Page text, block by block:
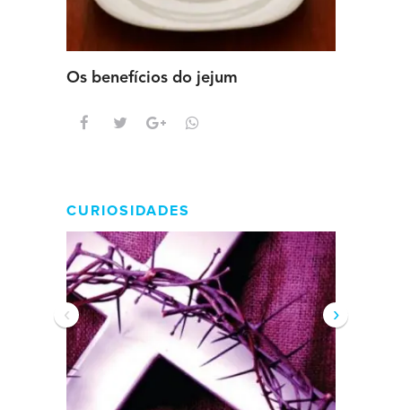
Os benefícios do jejum
CURIOSIDADES
‹ ›